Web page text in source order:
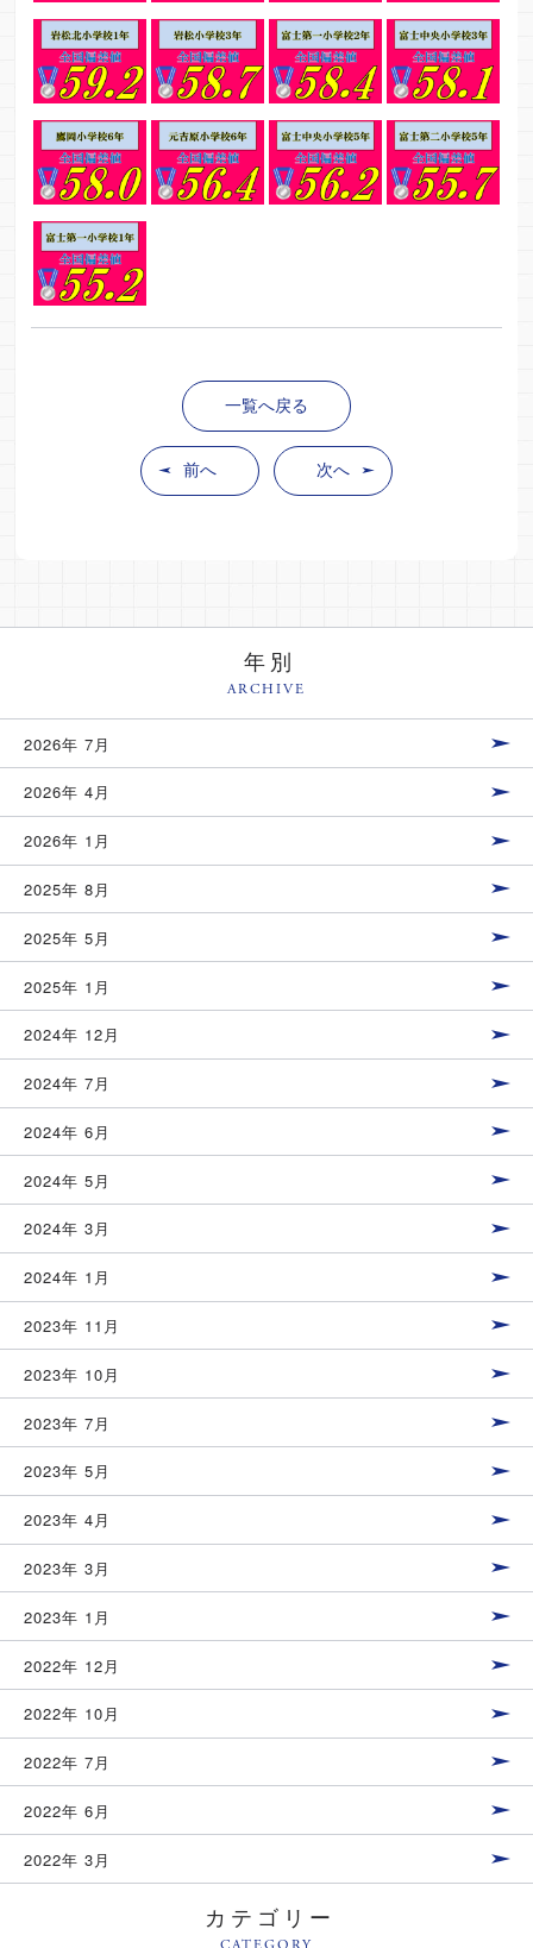
年別
ARCHIVE
2026年 7月
2026年 4月
2026年 1月
2025年 8月
2025年 5月
2025年 1月
2024年 12月
2024年 7月
2024年 6月
2024年 5月
2024年 3月
2024年 1月
2023年 11月
2023年 10月
2023年 7月
2023年 5月
2023年 4月
2023年 3月
2023年 1月
2022年 12月
2022年 10月
2022年 7月
2022年 6月
2022年 3月
カテゴリー
前へ
一覧へ戻る
次へ